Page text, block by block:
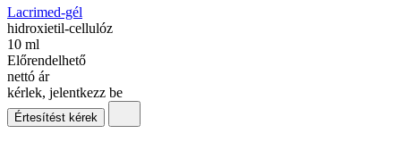
Lacrimed-gél
hidroxietil-cellulóz
10 ml
Előrendelhető
nettó ár
kérlek, jelentkezz be
Értesítést kérek